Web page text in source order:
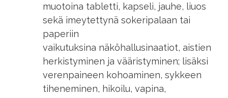
muotoina tabletti, kapseli, jauhe, liuos
sekä imeytettynä sokeripalaan tai
paperiin
vaikutuksina näköhallusinaatiot, aistien
herkistyminen ja vääristyminen; lisäksi
verenpaineen kohoaminen, sykkeen
tiheneminen, hikoilu, vapina,